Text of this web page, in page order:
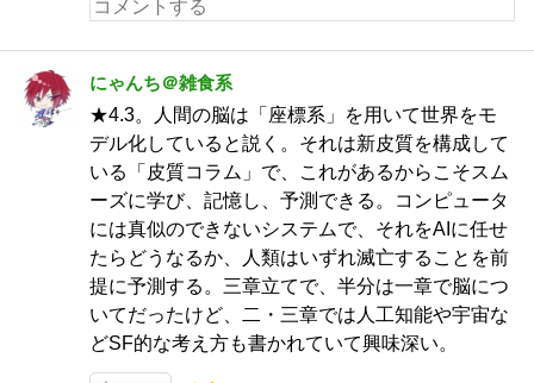
にゃんち＠雑食系
★4.3。人間の脳は「座標系」を用いて世界をモ
デル化していると説く。それは新皮質を構成して
いる「皮質コラム」で、これがあるからこそスム
ーズに学び、記憶し、予測できる。コンピュータ
には真似のできないシステムで、それをAIに任せ
たらどうなるか、人類はいずれ滅亡することを前
提に予測する。三章立てで、半分は一章で脳につ
いてだったけど、二・三章では人工知能や宇宙な
どSF的な考え方も書かれていて興味深い。